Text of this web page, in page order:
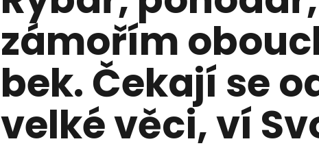
zámořím
bek. Čekají se
velké věci, ví